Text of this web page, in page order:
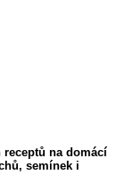
receptů na domácí
semínek i